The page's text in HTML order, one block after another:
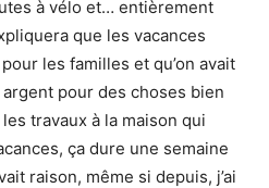
à vélo et… entièrement
que les vacances
les familles et qu’on avait
pour des choses bien
travaux à la maison qui
ça dure une semaine
raison, même si depuis, j’ai